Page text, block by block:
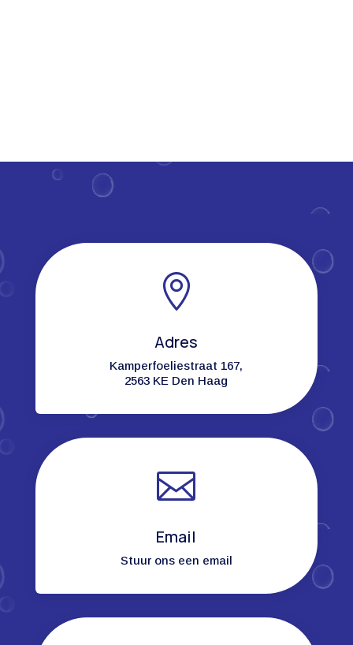

Adres
Kamperfoeliestraat 167,
2563 KE Den Haag

Email
Stuur ons een email